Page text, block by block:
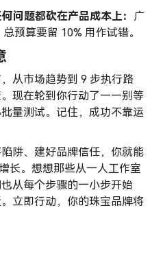
问题都砍在产品成本上：
广
预算要留 10% 用作试错。
从市场趋势到 9 步执行路
。现在轮到你行动了——别等
量测试。记住，成功不靠运
阱、建好品牌信任，你就能
长。想想那些从一人工作室
从每个步骤的一小步开始
立即行动，你的珠宝品牌将